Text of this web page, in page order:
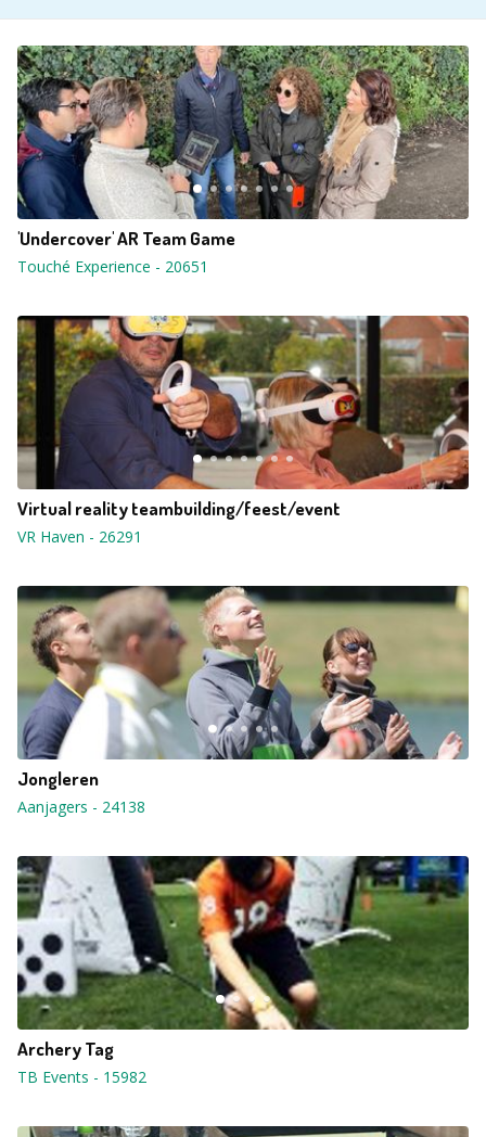
'Undercover' AR Team Game
Touché Experience - 20651
Virtual reality teambuilding/feest/event
VR Haven - 26291
Jongleren
Aanjagers - 24138
Archery Tag
TB Events - 15982